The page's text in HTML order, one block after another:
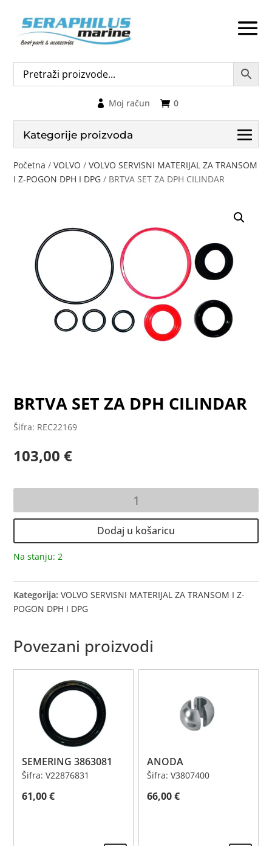
0
Moj račun
Kategorije proizvoda
Početna /VOLVO /VOLVO SERVISNI MATERIJAL ZA TRANSOM
I Z-POGON DPH I DPG / BRTVA SET ZA DPH CILINDAR
BRTVA SET ZA DPH CILINDAR
Šifra: REC22169
103,00€
ZA
CILINDAR
Dodaj u košaricu
Na stanju: 2
Kategorija:VOLVO SERVISNI MATERIJAL ZA TRANSOM I Z-
POGON DPH I DPG
Povezani proizvodi
SEMERING 3863081
Šifra: V22876831
61,00€
ANODA
Šifra: V3807400
66,00€